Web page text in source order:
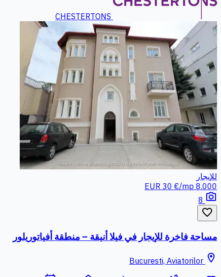
CHESTERTONS
للإيجار
8.000 EUR
30 €/mp
photo_camera
favorite_border
مساحة فاخرة للإيجار في فيلا أنيقة – منطقة أفياتوريلور
location_on